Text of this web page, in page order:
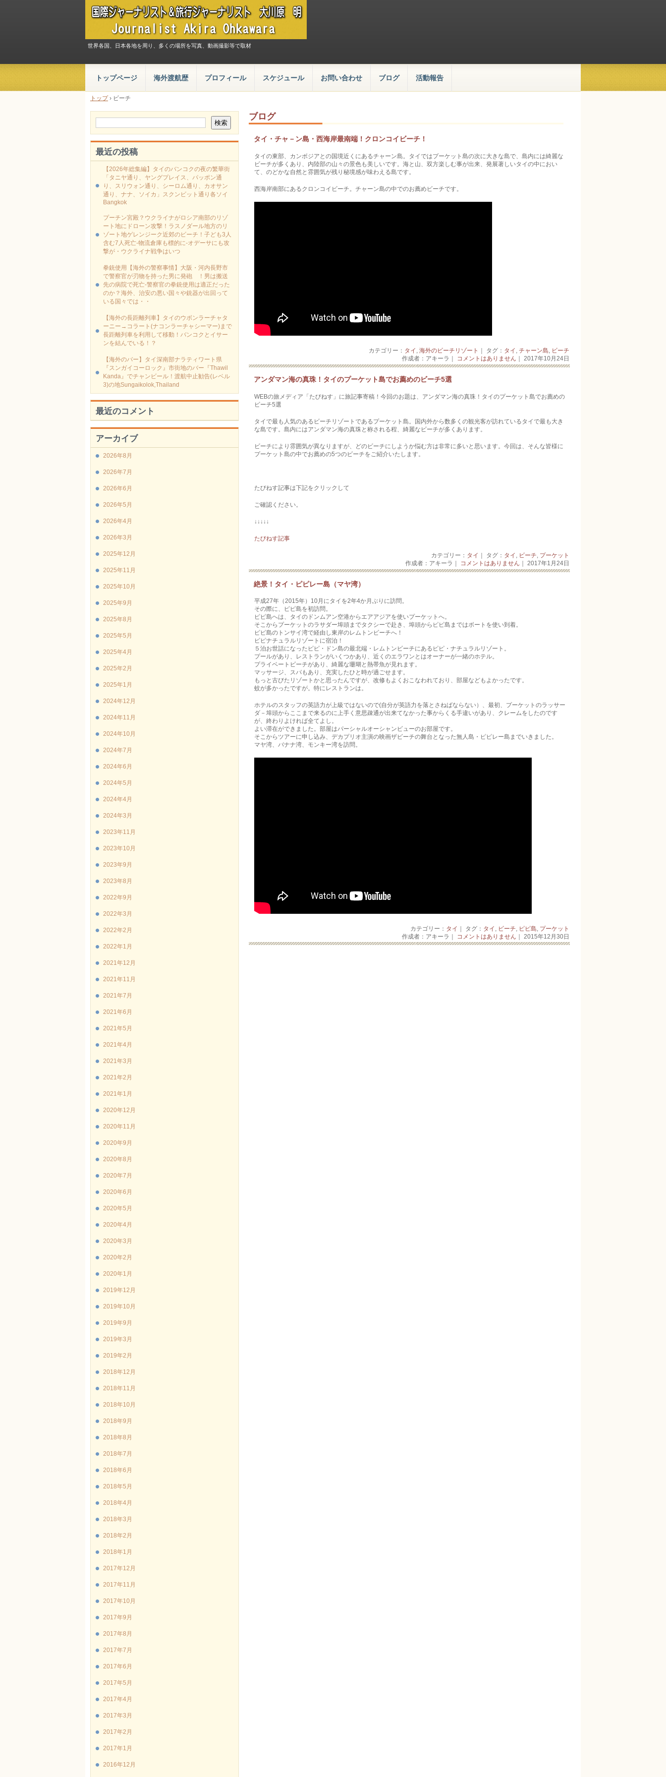
世界各国、日本各地を周り、多くの場所を写真、動画撮影等で取材
トップページ 海外渡航歴 プロフィール スケジュール お問い合わせ ブログ 活動報告
トップ› ビーチ
ブログ
タイ・チャ－ン島・西海岸最南端！クロンコイビーチ！
タイの東部、カンボジアとの国境近くにあるチャーン島。タイではプーケット島の次に大きな島で、島内には綺麗な
ビーチが多くあり、内陸部の山々の景色も美しいです。海と山、双方楽しむ事が出来、発展著しいタイの中におい
て、のどかな自然と雰囲気が残り秘境感が味わえる島です。
西海岸南部にあるクロンコイビーチ。チャーン島の中でのお薦めビーチです。
カテゴリー： タイ 海外のビーチリゾート ｜ タグ： タイ チャーン島
ビーチ
作成者：アキーラ｜
コメントはありません ｜ 2017年10月24日
アンダマン海の真珠！タイのプーケット島でお薦めのビーチ5選
WEBの旅メディア「たびねす」に旅記事寄稿！今回のお題は、アンダマン海の真珠！タイのプーケット島でお薦めの
ビーチ5選
タイで最も人気のあるビーチリゾートであるプーケット島。国内外から数多くの観光客が訪れているタイで最も大き
な島です。島内にはアンダマン海の真珠と称される程、綺麗なビーチが多くあります。
ビーチにより雰囲気が異なりますが、どのビーチにしようか悩む方は非常に多いと思います。今回は、そんな皆様に
プーケット島の中でお薦めの5つのビーチをご紹介いたします。
たびねす記事は下記をクリックして
ご確認ください。
↓↓↓↓↓
たびねす記事
カテゴリー： タイ ｜ タグ： タイ ビーチ プーケット
作成者：アキーラ｜
コメントはありません ｜ 2017年1月24日
絶景！タイ・ピピレー島（マヤ湾）
平成27年（2015年）10月にタイを2年4か月ぶりに訪問。
その際に、ピピ島を初訪問。
ピピ島へは、タイのドンムアン空港からエアアジアを使いプーケットへ。
そこからプーケットのラサダー埠頭までタクシーで赴き、埠頭からピピ島まではボートを­­­使い到着。
ピピ島のトンサイ湾で経由し東岸のレムトンビーチへ！
ピピナチュラルリゾートに宿泊！
５泊お世話になったピピ・ドン島の最北端・レムトンビーチにあるピピ・ナチュラルリゾ­­­ート。
プールがあり、レストランがいくつかあり、近くのエラワンとはオーナーが一緒のホテル­­­。
プライベートビーチがあり、綺麗な珊瑚と熱帯魚が見れます。
マッサージ、スパもあり、充実したひと時が過ごせます。
もっと古びたリゾートかと思ったんですが、改修もよくおこなわれており、部屋などもよ­­­かったです。
蚊が多かったですが。特にレストランは。
ホテルのスタッフの英語力が上級ではないので(自分が英語力を落とさねばならない）、­­­最初、プーケットのラッサー
ダ－埠頭からここまで来るのに上手く意思疎通が出来て­な­か­った事からくる手違いがあり、クレームをしたのです
が、終わりよければ全てよ­し。
よい滞在ができました。部屋はパーシャルオーシャンビューのお部屋です。
そこからツアーに申し込み、デカプリオ主演の映画ザビーチの舞台となった無人島・ピピ­­­レー島までいきました。
マヤ湾、バナナ湾、モンキー湾を訪問。
カテゴリー： タイ ｜ タグ： タイ , ビーチ, ピピ島, プーケット
作成者：アキーラ｜ コメントはありません ｜ 2015年12月30日
最近の投稿
【2026年総集編】タイのバンコクの夜の繁華街
「タニヤ通り、ヤングプレイス、パッポン通
り、スリウォン通り、シーロム通り、カオサン
通り、ナナ、ソイカ」スクンビット通り各ソイ
Bangkok
プーチン宮殿？ウクライナがロシア南部のリゾ
ート地にドローン攻撃！ラスノダール地方のリ
ゾート地ゲレンジーク近郊のビーチ！子ども3人
含む7人死亡-物流倉庫も標的に‐オデーサにも攻
撃が・ウクライナ戦争はいつ
拳銃使用【海外の警察事情】大阪・河内長野市
で警察官が刃物を持った男に発砲 ！男は搬送
先の病院で死亡-警察官の拳銃使用は適正だった
のか？海外、治安の悪い国々や銃器が出回って
いる国々では・・
【海外の長距離列車】タイのウボンラーチャタ
ーニー→コラート(ナコンラーチャシーマー)まで
長距離列車を利用して移動！バンコクとイサー
ンを結んでいる！？
【海外のバー】タイ深南部ナラティワート県
『スンガイコーロック』市街地のバー『Thawil
Kanda』でチャンビール！渡航中止勧告(レベル
3)の地Sungaikolok,Thailand
最近のコメント
アーカイブ
2026年8月
2026年7月
2026年6月
2026年5月
2026年4月
2026年3月
2025年12月
2025年11月
2025年10月
2025年9月
2025年8月
2025年5月
2025年4月
2025年2月
2025年1月
2024年12月
2024年11月
2024年10月
2024年7月
2024年6月
2024年5月
2024年4月
2024年3月
2023年11月
2023年10月
2023年9月
2023年8月
2022年9月
2022年3月
2022年2月
2022年1月
2021年12月
2021年11月
2021年7月
2021年6月
2021年5月
2021年4月
2021年3月
2021年2月
2021年1月
2020年12月
2020年11月
2020年9月
2020年8月
2020年7月
2020年6月
2020年5月
2020年4月
2020年3月
2020年2月
2020年1月
2019年12月
2019年10月
2019年9月
2019年3月
2019年2月
2018年12月
2018年11月
2018年10月
2018年9月
2018年8月
2018年7月
2018年6月
2018年5月
2018年4月
2018年3月
2018年2月
2018年1月
2017年12月
2017年11月
2017年10月
2017年9月
2017年8月
2017年7月
2017年6月
2017年5月
2017年4月
2017年3月
2017年2月
2017年1月
2016年12月